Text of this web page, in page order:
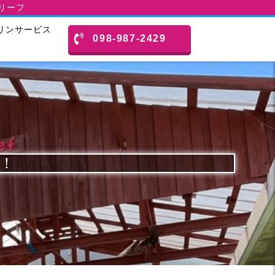
ーフ
ンサービス
098-987-2429